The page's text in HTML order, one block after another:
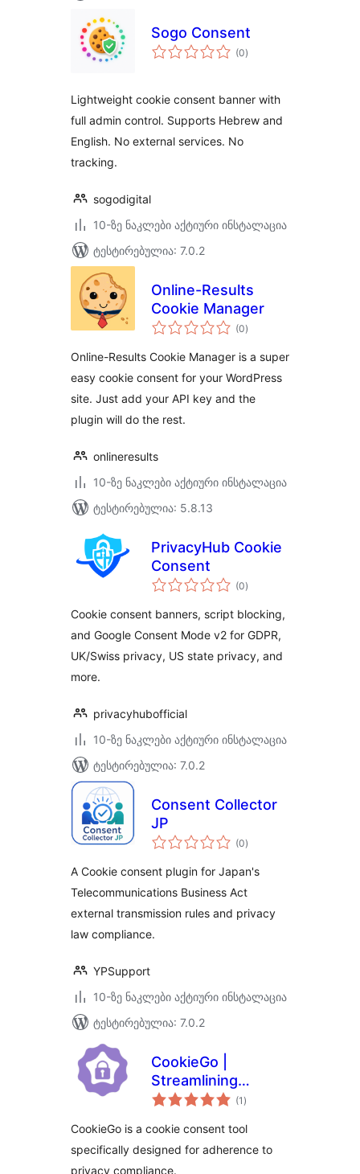
Sogo Consent
(0საერთო
რეიტინგი
)
Lightweight cookie consent banner with
full admin control. Supports Hebrew and
English. No external services. No
tracking.
sogodigital
10-ზე ნაკლები აქტიური ინსტალაცია
ტესტირებულია: 7.0.2
Online-Results
Cookie Manager
(0საერთო
რეიტინგი
)
Online-Results Cookie Manager is a super
easy cookie consent for your WordPress
site. Just add your API key and the
plugin will do the rest.
onlineresults
10-ზე ნაკლები აქტიური ინსტალაცია
ტესტირებულია: 5.8.13
PrivacyHub Cookie
Consent
(0საერთო
რეიტინგი
)
Cookie consent banners, script blocking,
and Google Consent Mode v2 for GDPR,
UK/Swiss privacy, US state privacy, and
more.
privacyhubofficial
10-ზე ნაკლები აქტიური ინსტალაცია
ტესტირებულია: 7.0.2
Consent Collector
JP
(0საერთო
რეიტინგი
)
A Cookie consent plugin for Japan's
Telecommunications Business Act
external transmission rules and privacy
law compliance.
YPSupport
10-ზე ნაკლები აქტიური ინსტალაცია
ტესტირებულია: 7.0.2
CookieGo |
Streamlining
Cookie Compliance
(1 საერთო
რეიტინგი
)
CookieGo is a cookie consent tool
specifically designed for adherence to
privacy compliance.